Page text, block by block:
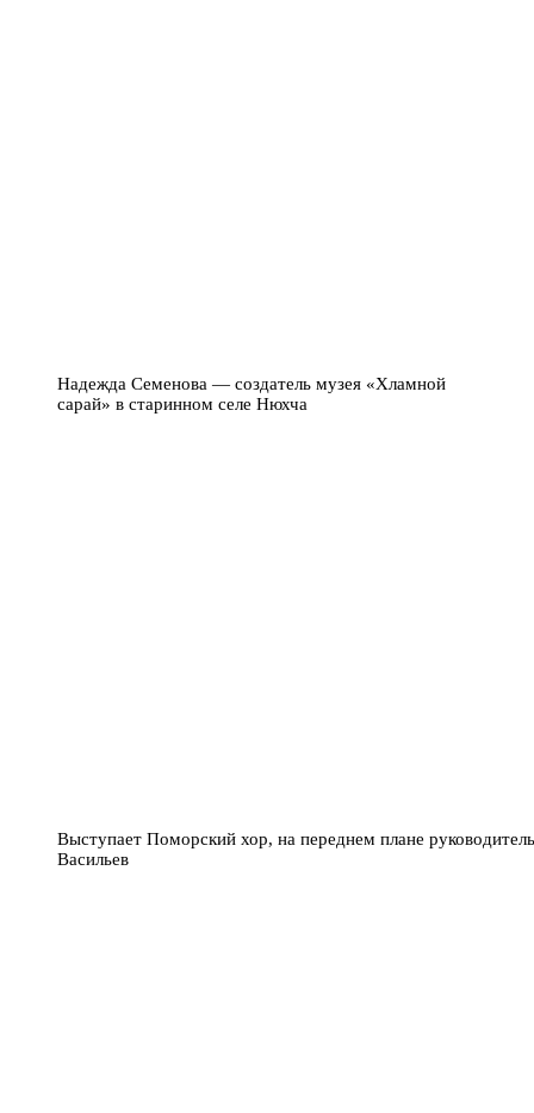
Надежда Семенова — создатель музея «Хламной
сарай» в старинном селе Нюхча
Выступает Поморский хор, на переднем плане
Васильев